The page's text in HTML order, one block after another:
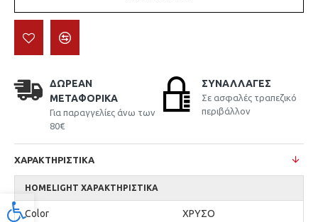
Προσβασιμότητα
ΔΩΡΕΆΝ
ΜΕΤΑΦΟΡΙΚΆ
Για παραγγελίες άνω των
80€
ΣΥΝΑΛΛΑΓΈΣ
Σε ασφαλές τραπεζικό
περιβάλλον
ΧΑΡΑΚΤΗΡΙΣΤΙΚΆ
HOMELIGHT ΧΑΡΑΚΤΗΡΙΣΤΙΚΆ
Color ΧΡΥΣΟ